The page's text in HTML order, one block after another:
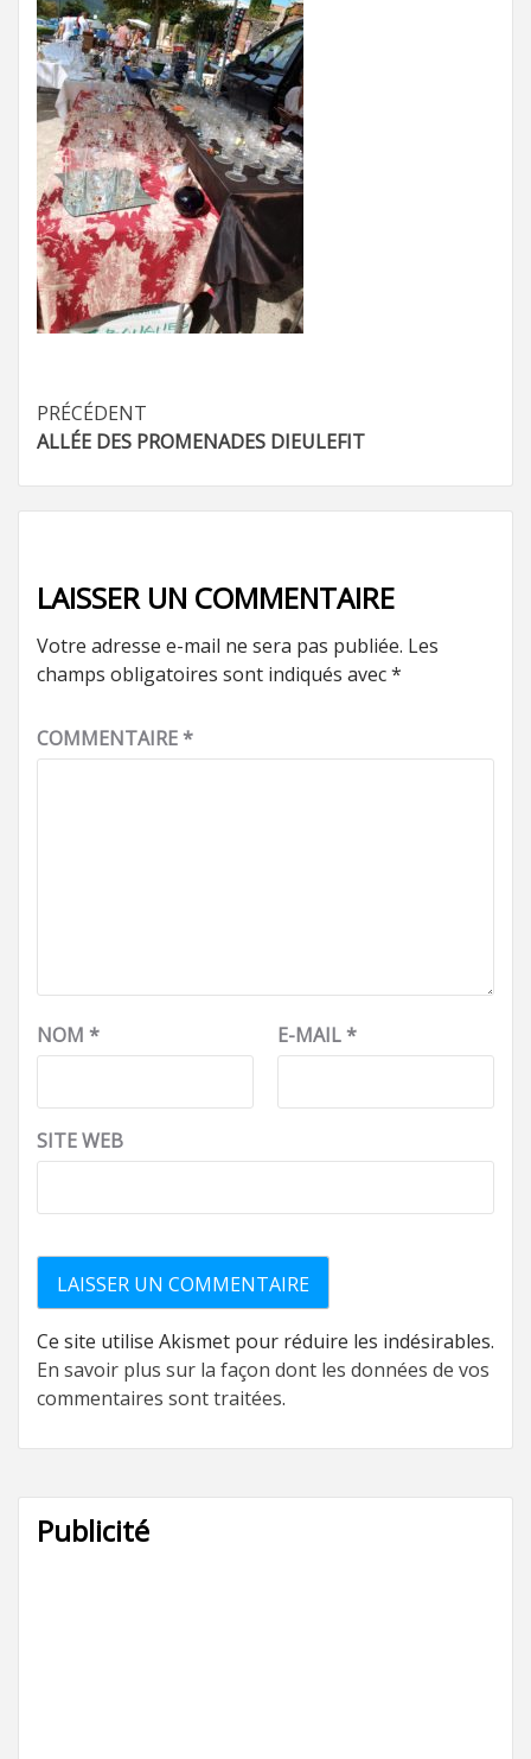
Navigation
d’article
PRÉCÉDENT
ALLÉE DES PROMENADES DIEULEFIT
LAISSER UN COMMENTAIRE
Votre adresse e-mail ne sera pas publiée. Les
champs obligatoires sont indiqués avec*
COMMENTAIRE*
NOM * E-MAIL*
SITE WEB
Ce site utilise Akismet pour réduire les indésirables.
En savoir plus sur la façon dont les données de vos
commentaires sont traitées.
Publicité